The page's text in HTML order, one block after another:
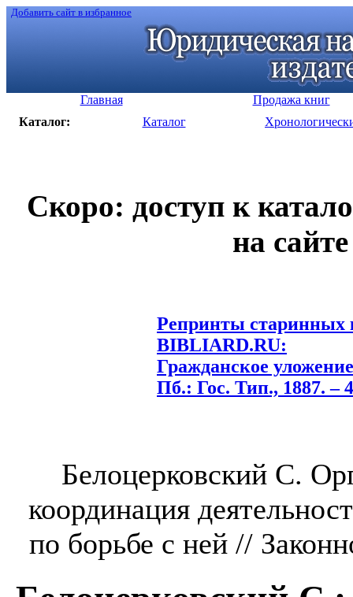
Добавить сайт в избранное
Главная
Продажа книг
Каталог:
Каталог
Скоро: доступ к
на
Репринты старинных
BIBLIARD.RU:
Гражданское
Пб.: Гос. Тип., 1887. –
Белоцерковский С.
координация
по борьбе с ней //